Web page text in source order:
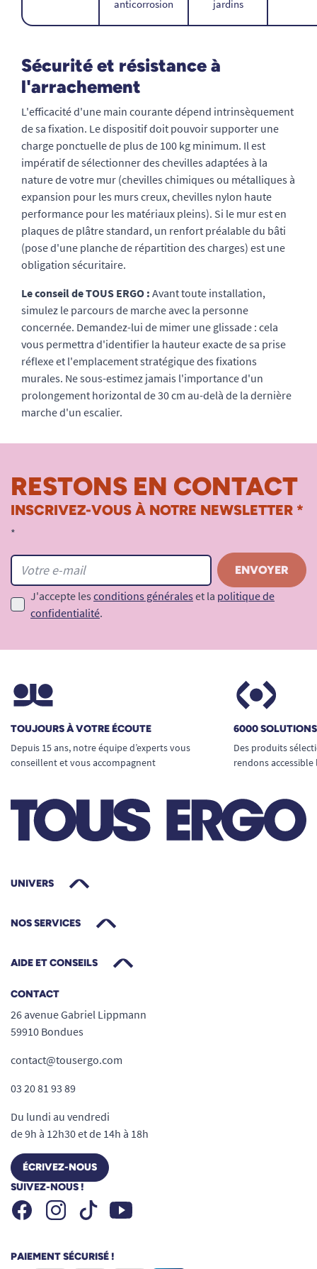
anticorrosion jardins
Sécurité et résistance à
l'arrachement
L'efficacité d'une main courante dépend intrinsèquement
de sa fixation. Le dispositif doit pouvoir supporter une
charge ponctuelle de plus de 100 kg minimum. Il est
impératif de sélectionner des chevilles adaptées à la
nature de votre mur (chevilles chimiques ou métalliques à
expansion pour les murs creux, chevilles nylon haute
performance pour les matériaux pleins). Si le mur est en
plaques de plâtre standard, un renfort préalable du bâti
(pose d'une planche de répartition des charges) est une
obligation sécuritaire.
Le conseil de TOUS ERGO : Avant toute installation,
simulez le parcours de marche avec la personne
concernée. Demandez-lui de mimer une glissade : cela
vous permettra d'identifier la hauteur exacte de sa prise
réflexe et l'emplacement stratégique des fixations
murales. Ne sous-estimez jamais l'importance d'un
prolongement horizontal de 30 cm au-delà de la dernière
marche d'un escalier.
RESTONS EN CONTACT
INSCRIVEZ-VOUS À NOTRE NEWSLETTER *
*
J'accepte les conditions générales et la politique de
confidentialité.
TOUJOURS À VOTRE ÉCOUTE
Depuis 15 ans, notre équipe d’experts vous
conseillent et vous accompagnent
6000
Des produits
rendons
UNIVERS
NOS SERVICES
AIDE ET CONSEILS
CONTACT
26 avenue Gabriel Lippmann
59910 Bondues
contact@tousergo.com
03 20 81 93 89
Du lundi au vendredi
de 9h à 12h30 et de 14h à 18h
ÉCRIVEZ-NOUS
SUIVEZ-NOUS !
FacebookInstagramTiktok Youtube
PAIEMENT SÉCURISÉ !